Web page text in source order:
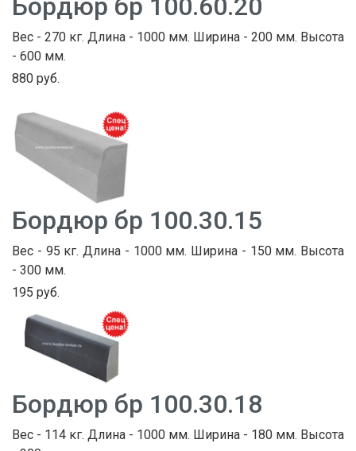
Вес - 270 кг. Длина - 1000 мм. Ширина - 200 мм. Высота
- 600 мм.
880 руб.
Бордюр бр 100.30.15
Вес - 95 кг. Длина - 1000 мм. Ширина - 150 мм. Высота
- 300 мм.
195 руб.
Бордюр бр 100.30.18
Вес - 114 кг. Длина - 1000 мм. Ширина - 180 мм. Высота